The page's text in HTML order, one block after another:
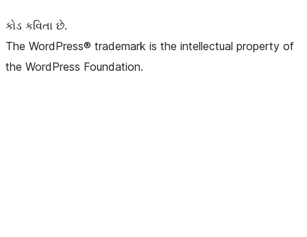
કોડ કવિતા છે.
The WordPress® trademark is the intellectual property of
the WordPress Foundation.